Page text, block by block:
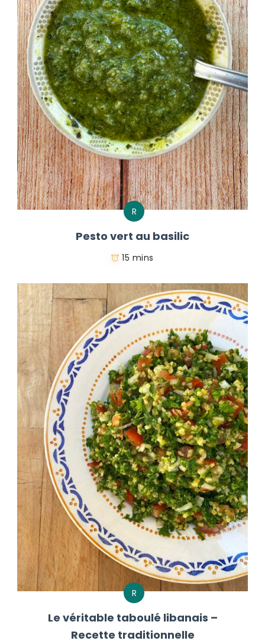
R
Pesto vert au basilic
15 mins
R
Le véritable taboulé libanais –
Recette traditionnelle